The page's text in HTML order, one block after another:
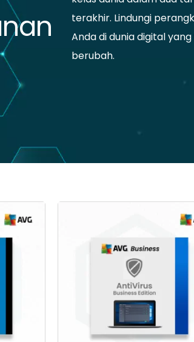
terakhir. Lindungi
Anda di dunia digital
berubah.